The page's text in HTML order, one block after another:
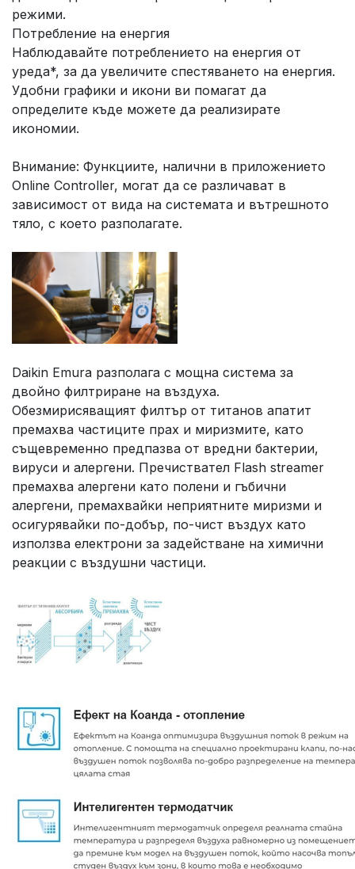
режими.
Потребление на енергия
Наблюдавайте потреблението на енергия от
уреда*, за да увеличите спестяването на енергия.
Удобни графики и икони ви помагат да
определите къде можете да реализирате
икономии.
Внимание: Функциите, налични в приложението
Online Controller, могат да се различават в
зависимост от вида на системата и вътрешното
тяло, с което разполагате.
Daikin Emura разполага с мощна система за
двойно филтриране на въздуха.
Обезмирисяващият филтър от титанов апатит
премахва частиците прах и миризмите, като
същевременно предпазва от вредни бактерии,
вируси и алергени. Пречиствател Flash streamer
премахва алергени като полени и гъбични
алергени, премахвайки неприятните миризми и
осигурявайки по-добър, по-чист въздух като
използва електрони за задействане на химични
реакции с въздушни частици.